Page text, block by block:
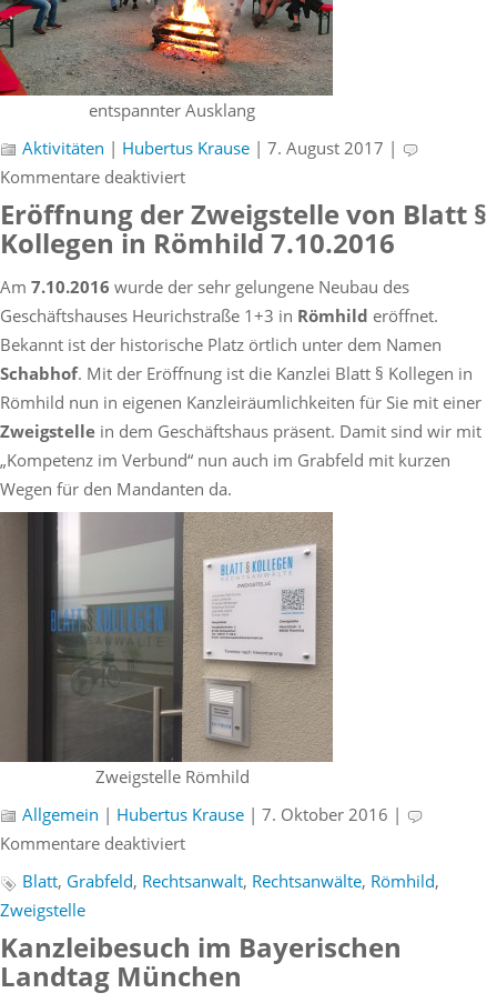
entspannter Ausklang
Aktivitäten | Hubertus Krause | 7. August 2017 |
Kommentare deaktiviertfür
Kanzleifahrt
in
Fränkische
Schweiz
Eröffnung der Zweigstelle von Blatt §
Kollegen in Römhild 7.10.2016
Am 7.10.2016 wurde der sehr gelungene Neubau des
Geschäftshauses Heurichstraße 1+3 in Römhild eröffnet.
Bekannt ist der historische Platz örtlich unter dem Namen
Schabhof. Mit der Eröffnung ist die Kanzlei Blatt § Kollegen in
Römhild nun in eigenen Kanzleiräumlichkeiten für Sie mit einer
Zweigstelle in dem Geschäftshaus präsent. Damit sind wir mit
„Kompetenz im Verbund“ nun auch im Grabfeld mit kurzen
Wegen für den Mandanten da.
Zweigstelle Römhild
Allgemein | Hubertus Krause | 7. Oktober 2016 |
Kommentare deaktiviertfür
Eröffnung
von
Blatt
Blatt, Grabfeld, Rechtsanwalt, Rechtsanwälte, Römhild,
Zweigstelle
Kanzleibesuch im Bayerischen
Landtag München